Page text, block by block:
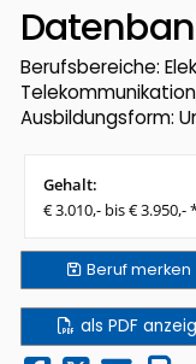
Berufsbereiche:
Ausbildungsform:
Gehalt:
€ 3.010,- bis € 3.950,-
Berufmerken
als PDF